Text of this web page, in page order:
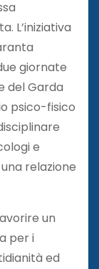
L’iniziativa
giornate
del Garda
psico-fisico
e
relazione
un
per i
ed